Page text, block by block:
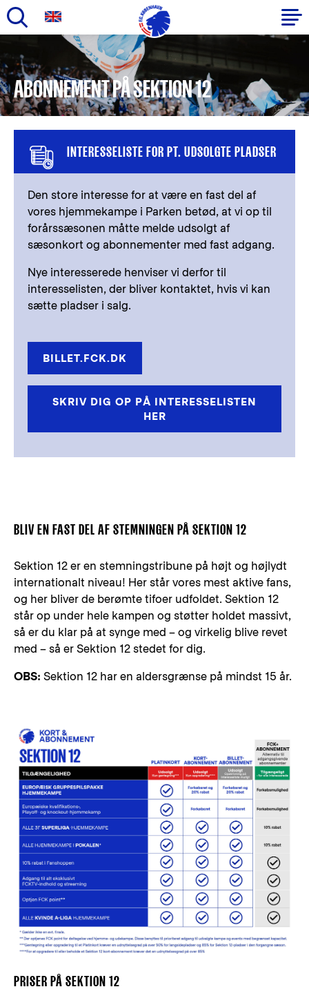
til
hovedindhold
Primær
navigation
ABONNEMENT PÅ SEKTION 12
INTERESSELISTE FOR PT. UDSOLGTE PLADSER
Den store interesse for at være en fast del af
vores hjemmekampe i Parken betød, at vi op til
forårssæsonen måtte melde udsolgt af
sæsonkort og abonnementer med fast adgang.
Nye interesserede henviser vi derfor til
interesselisten, der bliver kontaktet, hvis vi kan
sætte pladser i salg.
BILLET.FCK.DK
SKRIV DIG OP PÅ INTERESSELISTEN
HER
BLIV EN FAST DEL AF STEMNINGEN PÅ SEKTION 12
Sektion 12 er en stemningstribune på højt og højlydt
internationalt niveau! Her står vores mest aktive fans,
og her bliver de berømte tifoer udfoldet. Sektion 12
står op under hele kampen og støtter holdet massivt,
så er du klar på at synge med – og virkelig blive revet
med – så er Sektion 12 stedet for dig.
OBS: Sektion 12 har en aldersgrænse på mindst 15 år.
PRISER PÅ SEKTION 12